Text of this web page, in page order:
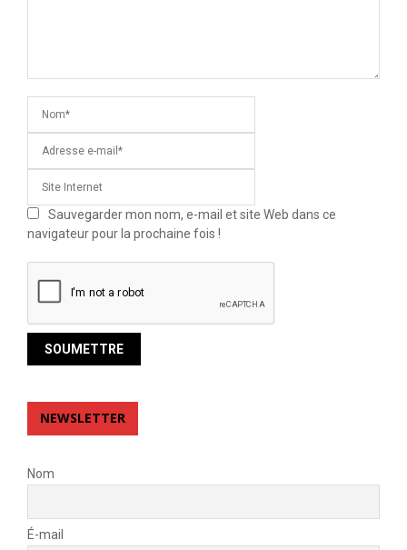
Sauvegarder mon nom, e-mail et site Web dans ce
navigateur pour la prochaine fois !
NEWSLETTER
Nom
É-mail